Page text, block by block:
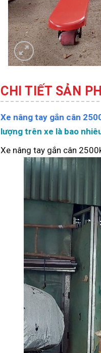
CHI TIẾT SẢN
Xe nâng tay gắn cân
lượng trên xe là bao
Xe nâng tay gắn cân